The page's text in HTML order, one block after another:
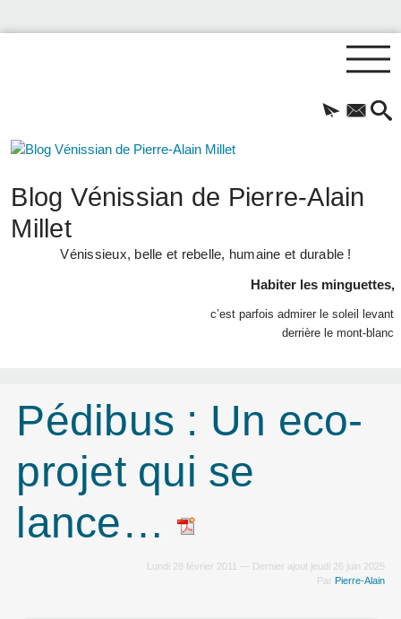
Blog Vénissian de Pierre-Alain
Millet
Vénissieux, belle et rebelle, humaine et durable !
Habiter les minguettes,
c’est parfois admirer le soleil levant
derrière le mont-blanc
Pédibus : Un eco-
projet qui se
lance…
Lundi 28 février 2011 — Dernier ajout jeudi 26 juin 2025
Par Pierre-Alain